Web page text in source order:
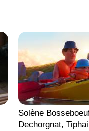
Solène
Dechorgnat,